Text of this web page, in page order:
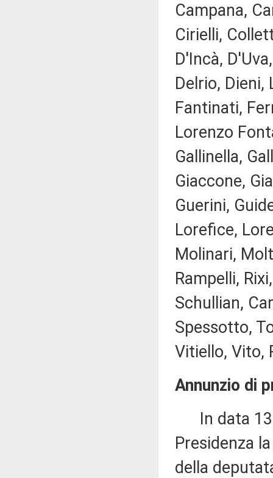
Campana,
Cirielli,
D'Incà,
Delrio, Dieni,
Fantinati,
Lorenzo
Gallinella,
Giaccone,
Guerini,
Lorefice,
Molinari,
Rampelli,
Schullian,
Spessotto,
Vitiello, Vito,
Annunzio di
In data 13
Presidenza
della